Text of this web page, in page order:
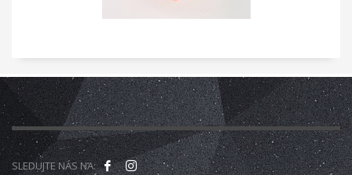
SLEDUJTE NÁS NA: